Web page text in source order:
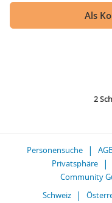
Als
2
Personensuche
Privatsphäre
Community
Schweiz